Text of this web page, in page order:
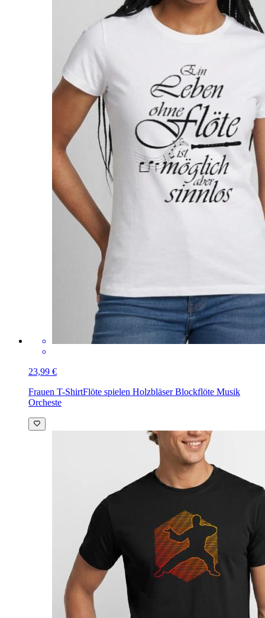
23,99 €
Frauen T-ShirtFlöte spielen Holzbläser Blockflöte Musik
Orcheste